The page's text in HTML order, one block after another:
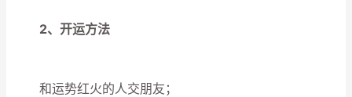
2、开运方法
和运势红火的人交朋友；